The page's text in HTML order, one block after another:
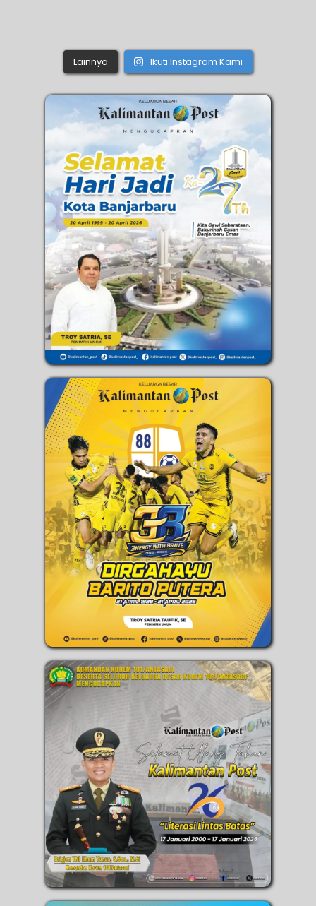
Lainnya Ikuti Instagram Kami